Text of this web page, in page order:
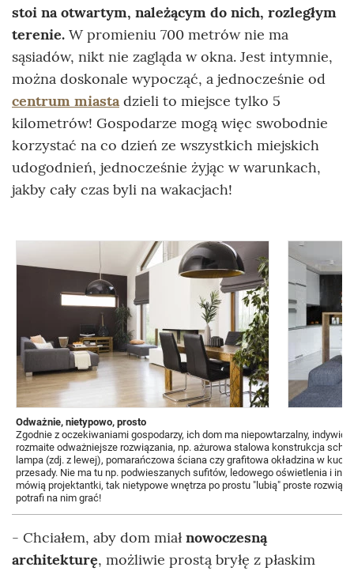
stoi na otwartym, należącym do nich, rozległym
terenie. W promieniu 700 metrów nie ma
sąsiadów, nikt nie zagląda w okna. Jest intymnie,
można doskonale wypocząć, a jednocześnie od
centrum miastadzieli to miejsce tylko 5
kilometrów! Gospodarze mogą więc swobodnie
korzystać na co dzień ze wszystkich miejskich
udogodnień, jednocześnie żyjąc w warunkach,
jakby cały czas byli na wakacjach!
Odważnie, nietypowo, prosto
Zgodnie z oczekiwaniami gospodarzy, ich dom ma niepowtarzalny,
rozmaite odważniejsze rozwiązania, np. ażurowa stalowa konstrukcja
lampa (zdj. z lewej), pomarańczowa ściana czy grafitowa okładzina w
przesady. Nie ma tu np. podwieszanych sufitów, ledowego oświetlenia i
mówią projektantki, tak nietypowe wnętrza po prostu "lubią" proste
potrafi na nim grać!
- Chciałem, aby dom miał nowoczesną
architekturę, możliwie prostą bryłę z płaskim